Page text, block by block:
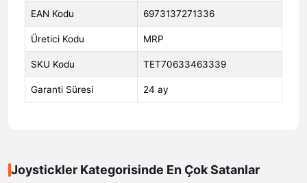
EAN Kodu 6973137271336
Üretici Kodu MRP
SKU Kodu TET70633463339
Garanti Süresi 24 ay
Joystickler Kategorisinde En Çok Satanlar